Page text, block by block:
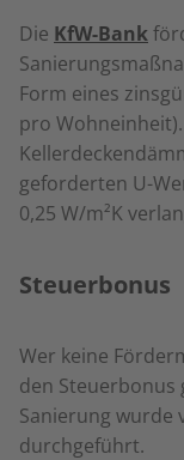
Die KfW-Bank
Form eines
pro
geforderten U-
0,25 W/m²K
Steuerbonus
Wer keine
den Steuerbonus
Sanierung wurde
durchgeführt.